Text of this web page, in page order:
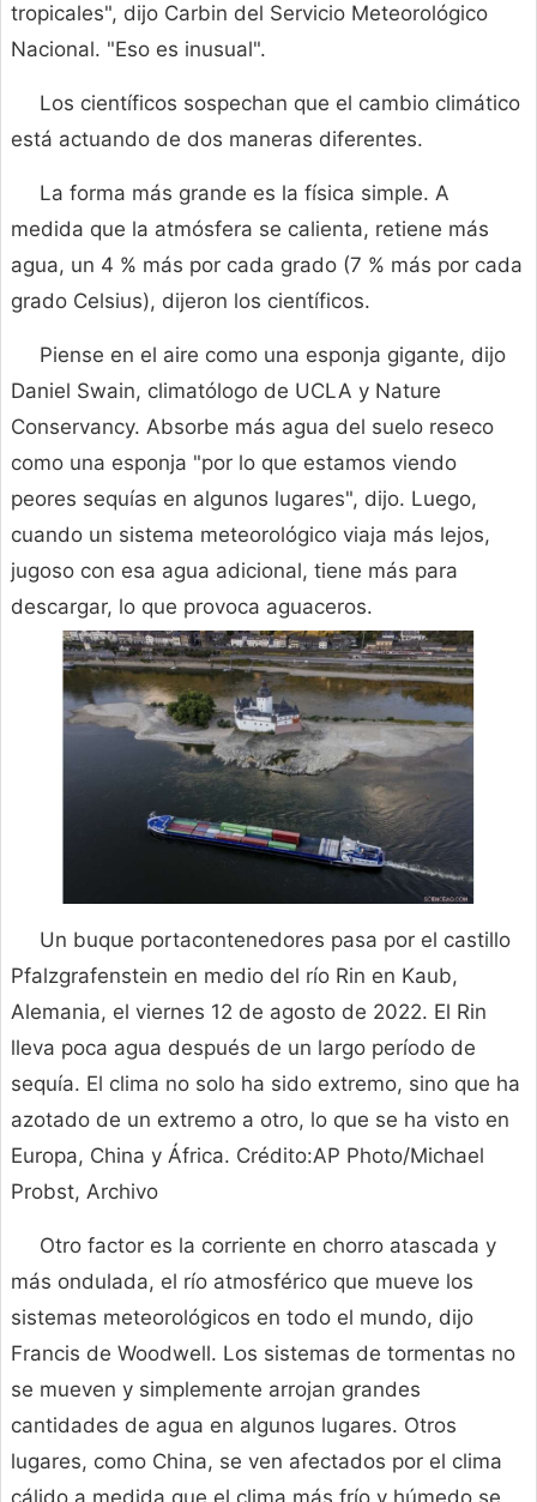
tropicales", dijo Carbin del Servicio Meteorológico
Nacional. "Eso es inusual".
Los científicos sospechan que el cambio climático
está actuando de dos maneras diferentes.
La forma más grande es la física simple. A
medida que la atmósfera se calienta, retiene más
agua, un 4 % más por cada grado (7 % más por cada
grado Celsius), dijeron los científicos.
Piense en el aire como una esponja gigante, dijo
Daniel Swain, climatólogo de UCLA y Nature
Conservancy. Absorbe más agua del suelo reseco
como una esponja "por lo que estamos viendo
peores sequías en algunos lugares", dijo. Luego,
cuando un sistema meteorológico viaja más lejos,
jugoso con esa agua adicional, tiene más para
descargar, lo que provoca aguaceros.
Un buque portacontenedores pasa por el castillo
Pfalzgrafenstein en medio del río Rin en Kaub,
Alemania, el viernes 12 de agosto de 2022. El Rin
lleva poca agua después de un largo período de
sequía. El clima no solo ha sido extremo, sino que ha
azotado de un extremo a otro, lo que se ha visto en
Europa, China y África. Crédito:AP Photo/Michael
Probst, Archivo
Otro factor es la corriente en chorro atascada y
más ondulada, el río atmosférico que mueve los
sistemas meteorológicos en todo el mundo, dijo
Francis de Woodwell. Los sistemas de tormentas no
se mueven y simplemente arrojan grandes
cantidades de agua en algunos lugares. Otros
lugares, como China, se ven afectados por el clima